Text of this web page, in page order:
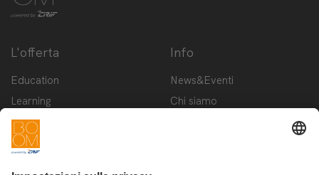
L'offerta
Education
Learning
Innovation
Startup
Info
News&Eventi
Chi siamo